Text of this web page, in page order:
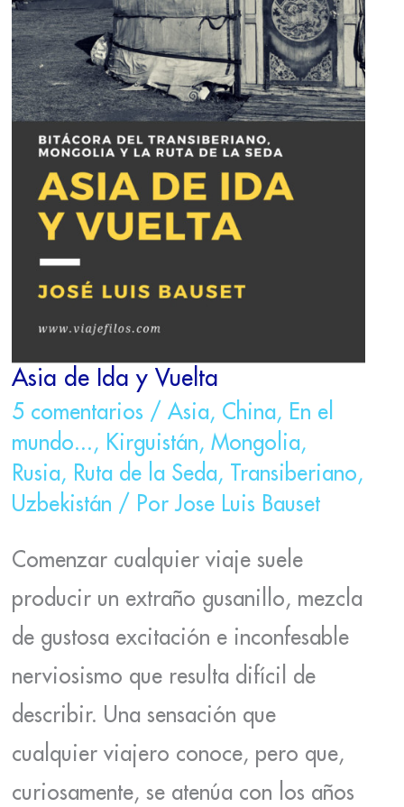
Asia de Ida y Vuelta
5 comentarios / Asia, China, En el
mundo..., Kirguistán, Mongolia,
Rusia, Ruta de la Seda, Transiberiano,
Uzbekistán / PorJose Luis Bauset
Comenzar cualquier viaje suele
producir un extraño gusanillo, mezcla
de gustosa excitación e inconfesable
nerviosismo que resulta difícil de
describir. Una sensación que
cualquier viajero conoce, pero que,
curiosamente, se atenúa con los años